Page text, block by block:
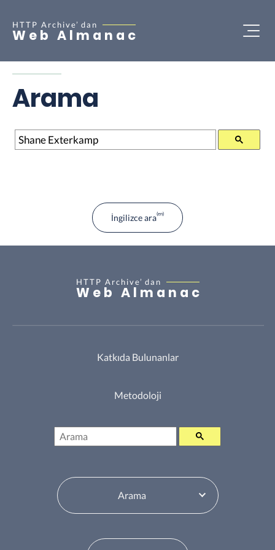
HTTP Archive’ dan
Web Almanac
Arama
Arama
İngilizce ara
HTTP Archive’ dan
Web Almanac
Katkıda Bulunanlar
Metodoloji
Arama
İçindekiler Tablosu Değiştiricisi